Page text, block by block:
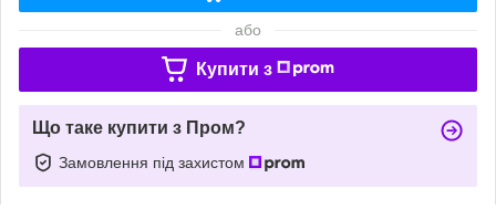
або
Купити з
Що таке купити з Пром?
Замовлення під захистом